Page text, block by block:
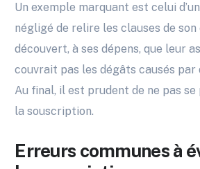
Un exemple marquant est celui
négligé de relire les clauses de
découvert, à ses dépens, que leur
couvrait pas les dégâts causés par
Au final, il est prudent de ne pas
la souscription.
Erreurs communes à